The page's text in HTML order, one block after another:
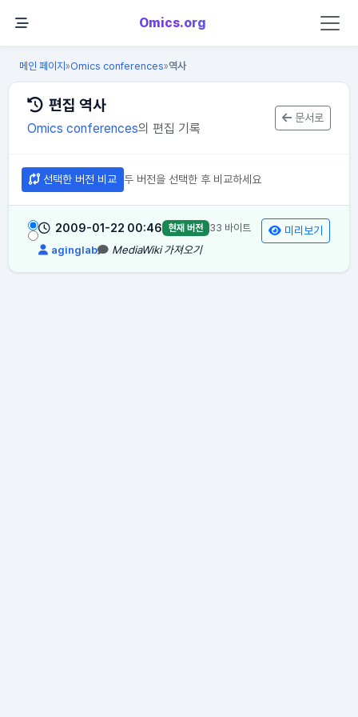
Omics.org
메인 페이지»Omics conferences»역사
편집 역사
Omics conferences의 편집 기록
문서로
선택한 버전 비교 두 버전을 선택한 후 비교하세요
2009-01-22 00:46 현재 버전 33 바이트
aginglab MediaWiki 가져오기
미리보기